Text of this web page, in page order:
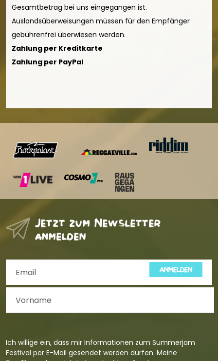
Gesamtbetrag bei uns eingegangen ist.
Auslandsüberweisungen müssen für den Empfänger
gebührenfrei überwiesen werden.
Zahlung per Kreditkarte
Zahlung per PayPal
Jetzt zum Newsletter
anmelden
ANMELDEN
Ich willige ein, dass mir Informationen zum Summerjam
Festival per E-Mail gesendet werden dürfen. Meine